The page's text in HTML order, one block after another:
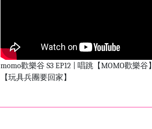
momo歡樂谷 S3 EP12 | 唱跳【MOMO歡樂谷】
【玩具兵團要回家】